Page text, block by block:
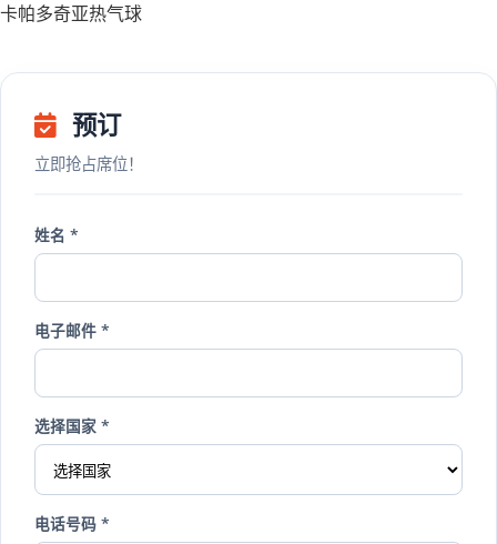
卡帕多奇亚热气球
预订
立即抢占席位！
姓名 *
电子邮件 *
选择国家 *
电话号码 *